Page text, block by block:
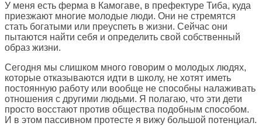
У меня есть ферма в Камогаве, в префектуре Тиба, куда
приезжают многие молодые люди. Они не стремятся
стать богатыми или преуспеть в жизни. Сейчас они
пытаются найти себя и определить свой собственный
образ жизни.
Сегодня мы слишком много говорим о молодых людях,
которые отказываются идти в школу, не хотят иметь
постоянную работу или вообще не способны налаживать
отношения с другими людьми. Я полагаю, что эти дети
просто восстают против общества подобным способом.
И в этом пассивном протесте я вижу большой потенциал.